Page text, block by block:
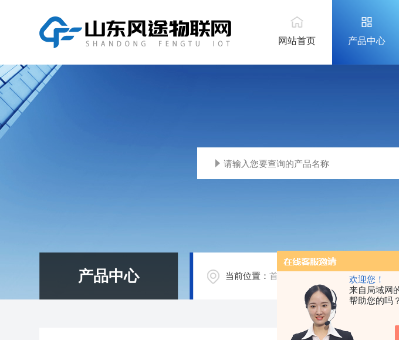
欢迎您！
来自局域网
帮助您的吗？
网站首页 产品中心
产品中心 当前位置：首页 气象环境监测